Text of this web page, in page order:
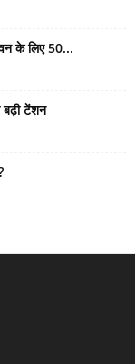
के लिए 50...
बढ़ी टेंशन